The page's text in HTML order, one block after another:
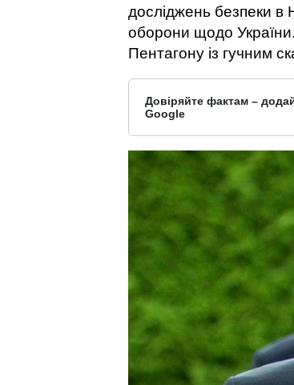
досліджень безпеки в
оборони щодо України.
Пентагону із гучним
Довіряйте фактам –
Google